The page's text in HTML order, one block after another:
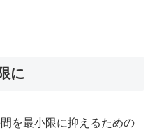
に
を最小限に抑えるための